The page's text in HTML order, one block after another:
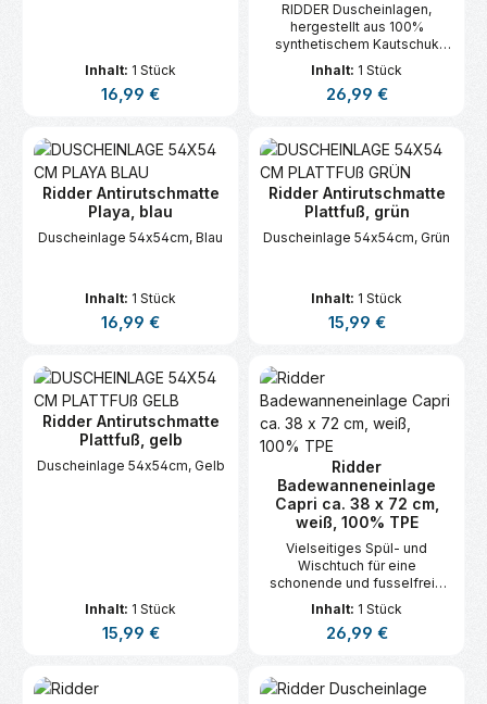
Inhalt: 1 Stück
Regulärer Preis:
16,99 €
RIDDER Duscheinlagen,
hergestellt aus 100%
synthetischem Kautschuk
(TPE).
Inhalt: 1 Stück
Regulärer Preis:
26,99 €
Ridder Antirutschmatte
Playa, blau
Duscheinlage 54x54cm, Blau
Inhalt: 1 Stück
Regulärer Preis:
16,99 €
Ridder Antirutschmatte
Plattfuß, grün
Duscheinlage 54x54cm, Grün
Inhalt: 1 Stück
Regulärer Preis:
15,99 €
Ridder Antirutschmatte
Plattfuß, gelb
Duscheinlage 54x54cm, Gelb
Inhalt: 1 Stück
Regulärer Preis:
15,99 €
Ridder
Badewanneneinlage
Capri ca. 38 x 72 cm,
weiß, 100% TPE
Vielseitiges Spül- und
Wischtuch für eine
schonende und fusselfreie
Reinigung.
Inhalt: 1 Stück
Regulärer Preis:
26,99 €